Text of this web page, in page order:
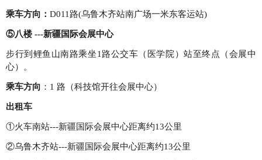
乘车方向： D011路(乌鲁木齐站南广场一米东客运站)
⑤八楼 ---新疆国际会展中心
步行到鲤鱼山南路乘坐1路公交车（医学院）站至终点（会展中
心）。
乘车方向 ：1 路（科技馆开往会展中心）
出租车
①火车南站---新疆国际会展中心距离约13公里
②乌鲁木齐站---新疆国际会展中心距离约13公里